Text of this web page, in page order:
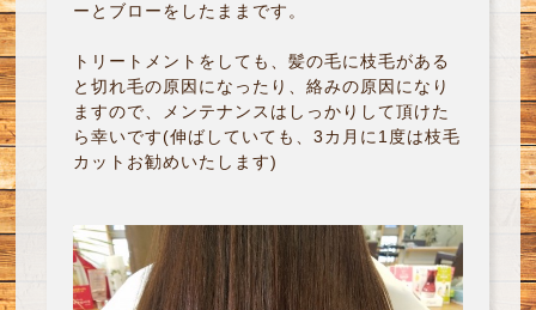
ーとブローをしたままです。
トリートメントをしても、髪の毛に枝毛がある
と切れ毛の原因になったり、絡みの原因になり
ますので、メンテナンスはしっかりして頂けた
ら幸いです(伸ばしていても、3カ月に1度は枝毛
カットお勧めいたします)